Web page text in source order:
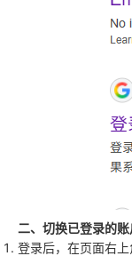
二、切换已登录的账
登录后，在页面右